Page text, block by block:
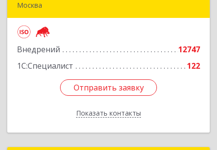
Москва
Внедрений
12747
1С:Специалист
122
Отправить заявку
Показать контакты
Подробнее
Отправить заявку
Назад